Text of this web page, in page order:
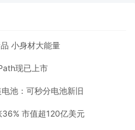
小身材大能量
现已上市
池：可秒分电池新旧
市值超120亿美元